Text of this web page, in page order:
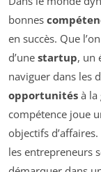
bonnes
en succès. Que
d’une startup, un
naviguer dans les
opportunités à la
compétence joue
objectifs
les entrepreneurs